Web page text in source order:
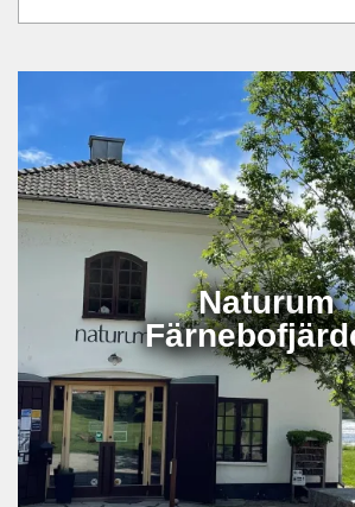
Naturum